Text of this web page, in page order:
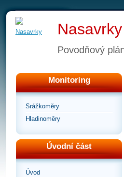
Nasavrky
Povodňový
Monitoring
Srážkoměry
Hladinoměry
Úvodní část
Úvod